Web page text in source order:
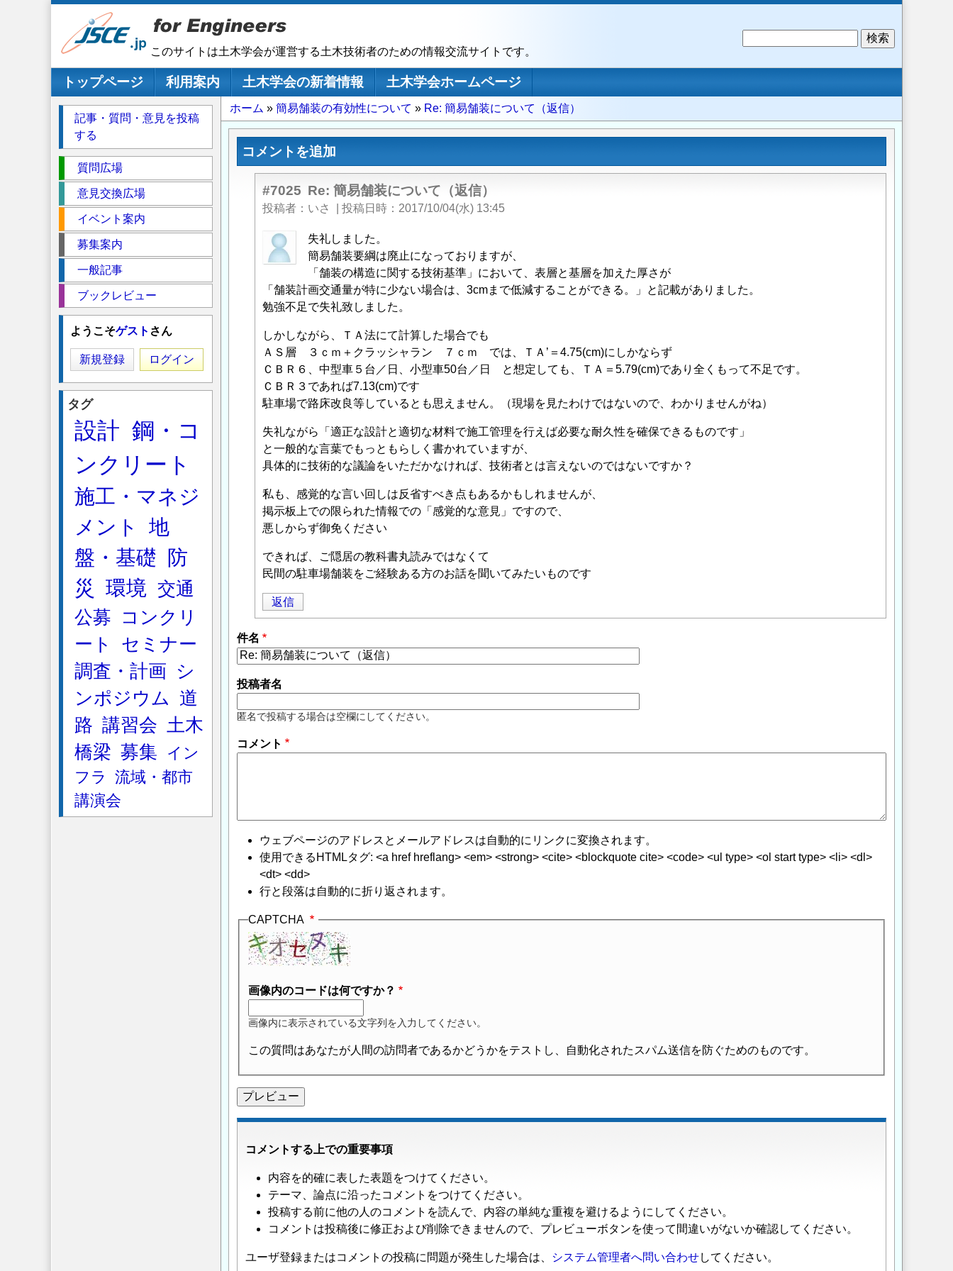
このサイトは土木学会が運営する土木技術者のための情報交流サイトです。
メインナビゲーション
トップページ 利用案内 土木学会の新着情報
土木学会ホームページ
パ
ン
ず
ホーム 簡易舗装の有効性について Re: 簡易舗装について（返信）
コメントを追加
#7025 Re: 簡易舗装について（返信）
投稿者 いさ 投稿日時 2017/10/04(水) 13:45
uh-
goand
よ
る
易
舗
装
に
つ
い
て
（返
へ
の
返
失礼しました。
簡易舗装要綱は廃止になっておりますが、
「舗装の構造に関する技術基準」において、表層と基層を加えた厚さが
「舗装計画交通量が特に少ない場合は、3cmまで低減することができる。」と記載がありました。
勉強不足で失礼致しました。
しかしながら、ＴＡ法にて計算した場合でも
ＡＳ層 ３ｃｍ＋クラッシャラン ７ｃｍ では、ＴＡ’＝4.75(cm)にしかならず
ＣＢＲ６、中型車５台／日、小型車50台／日 と想定しても、ＴＡ＝5.79(cm)であり全くもって不足です。
ＣＢＲ３であれば7.13(cm)です
駐車場で路床改良等しているとも思えません。（現場を見たわけではないので、わかりませんがね）
失礼ながら「適正な設計と適切な材料で施工管理を行えば必要な耐久性を確保できるものです」
と一般的な言葉でもっともらしく書かれていますが、
具体的に技術的な議論をいただかなければ、技術者とは言えないのではないですか？
私も、感覚的な言い回しは反省すべき点もあるかもしれませんが、
掲示板上での限られた情報での「感覚的な意見」ですので、
悪しからず御免ください
できれば、ご隠居の教科書丸読みではなくて
民間の駐車場舗装をご経験ある方のお話を聞いてみたいものです
返信
件名
投稿者名
匿名で投稿する場合は空欄にしてください。
コメント
ウェブページのアドレスとメールアドレスは自動的にリンクに変換されます。
使用できるHTMLタグ: <a href hreflang> <em> <strong> <cite> <blockquote cite> <code> <ul type> <ol start type> <li> <dl>
<dt> <dd>
行と段落は自動的に折り返されます。
CAPTCHA
画像内のコードは何ですか？
画像内に表示されている文字列を入力してください。
この質問はあなたが人間の訪問者であるかどうかをテストし、自動化されたスパム送信を防ぐためのものです。
コメントする上での重要事項
内容を的確に表した表題をつけてください。
テーマ、論点に沿ったコメントをつけてください。
投稿する前に他の人のコメントを読んで、内容の単純な重複を避けるようにしてください。
コメントは投稿後に修正および削除できませんので、プレビューボタンを使って間違いがないか確認してください。
ユーザ登録またはコメントの投稿に問題が発生した場合は、 システム管理者へ問い合わせしてください。
記事・質問・意見を投稿
する
ク
シ
質問広場
意見交換広場
イベント案内
募集案内
一般記事
ブックレビュー
ようこそゲスト さん
新規登録 ログイン
タグ
設計 鋼・コ
ンクリート
施工・マネジ
メント
地
盤・基礎
防
災
環境 交通
公募
コンクリ
ート
セミナー
調査・計画
シ
ンポジウム 道
路 講習会 土木
橋梁 募集
イン
フラ
流域・都市
講演会